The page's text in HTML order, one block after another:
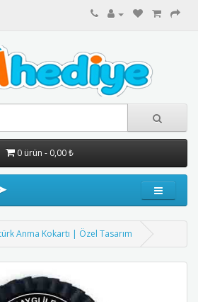
0 ürün - 0,00 ₺
Anma Kokartı | Özel Tasarım